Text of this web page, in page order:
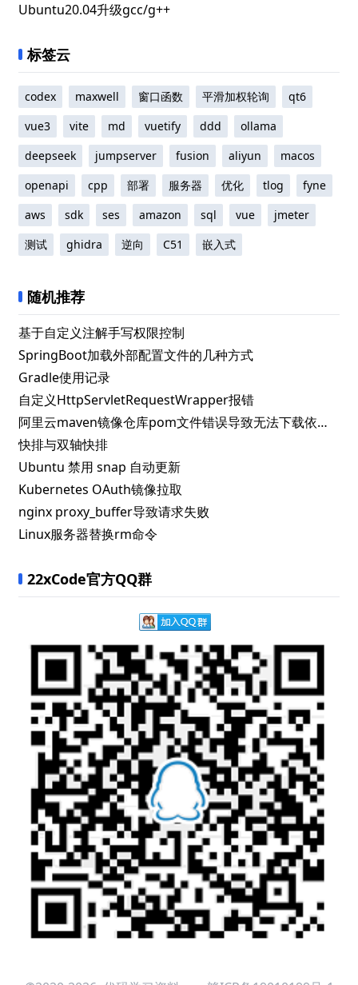
Ubuntu20.04升级gcc/g++
标签云
codex maxwell 窗口函数 平滑加权轮询
qt6
vue3
vite md vuetify ddd
ollama
deepseek
jumpserver fusion aliyun
macos
openapi
cpp 部署 服务器 优化 tlog
fyne
aws
sdk ses amazon sql vue
jmeter
测试
ghidra 逆向 C51 嵌入式
随机推荐
基于自定义注解手写权限控制
SpringBoot加载外部配置文件的几种方式
Gradle使用记录
自定义HttpServletRequestWrapper报错
阿里云maven镜像仓库pom文件错误导致无法下载依赖 启动应用报错ClassNotFoundException
快排与双轴快排
Ubuntu 禁用 snap 自动更新
Kubernetes OAuth镜像拉取
nginx proxy_buffer导致请求失败
Linux服务器替换rm命令
22xCode官方QQ群